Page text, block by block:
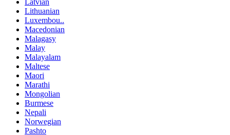
Latvian
Lithuanian
Luxembou..
Macedonian
Malagasy
Malay
Malayalam
Maltese
Maori
Marathi
Mongolian
Burmese
Nepali
Norwegian
Pashto